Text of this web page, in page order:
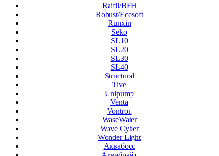
Raifil/BFH
Robust/Ecosoft
Runxin
Seko
SL10
SL20
SL30
SL40
Structural
Tive
Unipump
Venta
Vontron
WaseWater
Wave Cyber
Wonder Light
Аквабосс